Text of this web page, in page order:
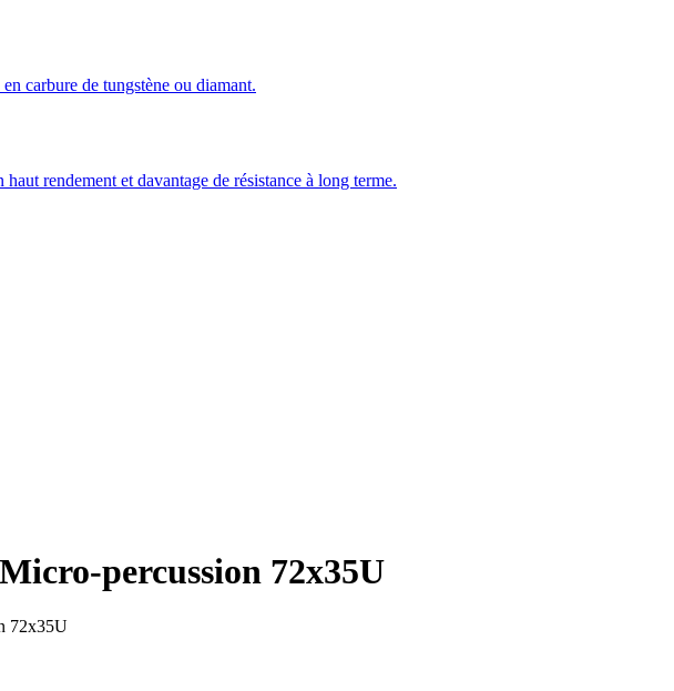
carbure de tungstène ou diamant.
rendement et davantage de résistance à long terme.
percussion 72x35U
72x35U